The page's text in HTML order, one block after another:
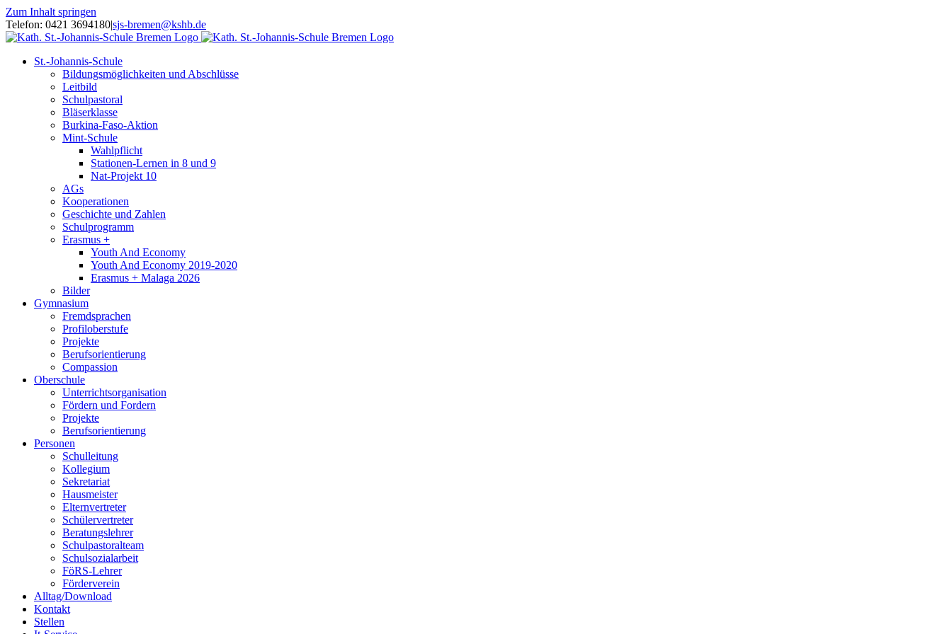
Zum Inhalt springen
Telefon: 0421 3694180|sjs-bremen@kshb.de
St.-Johannis-Schule
Bildungsmöglichkeiten und Abschlüsse
Leitbild
Schulpastoral
Bläserklasse
Burkina-Faso-Aktion
Mint-Schule
Wahlpflicht
Stationen-Lernen in 8 und 9
Nat-Projekt 10
AGs
Kooperationen
Geschichte und Zahlen
Schulprogramm
Erasmus +
Youth And Economy
Youth And Economy 2019-2020
Erasmus + Malaga 2026
Bilder
Gymnasium
Fremdsprachen
Profiloberstufe
Projekte
Berufsorientierung
Compassion
Oberschule
Unterrichtsorganisation
Fördern und Fordern
Projekte
Berufsorientierung
Personen
Schulleitung
Kollegium
Sekretariat
Hausmeister
Elternvertreter
Schülervertreter
Beratungslehrer
Schulpastoralteam
Schulsozialarbeit
FöRS-Lehrer
Förderverein
Alltag/Download
Kontakt
Stellen